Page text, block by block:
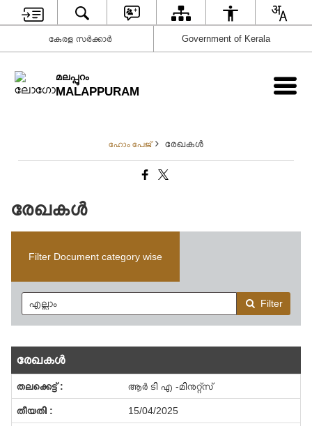
കേരള സര്‍ക്കാര്‍ Government of Kerala
മലപ്പുറം
MALAPPURAM
ഹോം പേജ് രേഖകള്‍
രേഖകള്‍
Filter Document category wise
Filter
രേഖകള്‍
ആർ ടി എ -മിനുറ്റ്സ്
15/04/2025